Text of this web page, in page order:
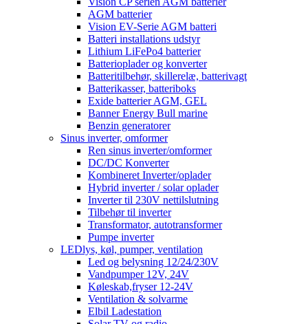
AGM batterier
Vision EV-Serie AGM batteri
Batteri installations udstyr
Lithium LiFePo4 batterier
Batterioplader og konverter
Batteritilbehør, skillerelæ, batterivagt
Batterikasser, batteriboks
Exide batterier AGM, GEL
Banner Energy Bull marine
Benzin generatorer
Sinus inverter, omformer
Ren sinus inverter/omformer
DC/DC Konverter
Kombineret Inverter/oplader
Hybrid inverter / solar oplader
Inverter til 230V nettilslutning
Tilbehør til inverter
Transformator, autotransformer
Pumpe inverter
LEDlys, køl, pumper, ventilation
Led og belysning 12/24/230V
Vandpumper 12V, 24V
Køleskab,fryser 12-24V
Ventilation & solvarme
Elbil Ladestation